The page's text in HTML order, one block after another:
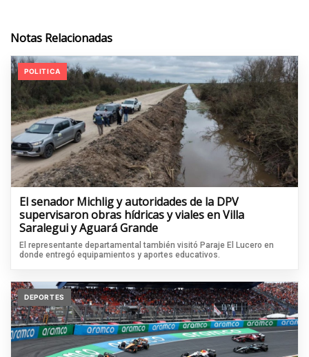
Notas Relacionadas
POLITICA
El senador Michlig y autoridades de la DPV
supervisaron obras hídricas y viales en Villa
Saralegui y Aguará Grande
El representante departamental también visitó Paraje El Lucero en
donde entregó equipamientos y aportes educativos.
DEPORTES